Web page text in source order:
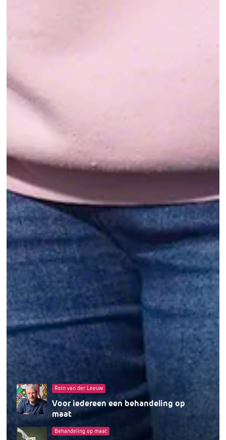
Rein van der Leeuw
Voor iedereen een behandeling op
maat
Behandeling op maat